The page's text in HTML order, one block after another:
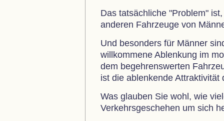
Das tatsächliche "Problem"
anderen Fahrzeuge von
Und besonders für Männer
willkommene Ablenkung im
dem begehrenswerten
ist die ablenkende
Was glauben Sie wohl, wie
Verkehrsgeschehen um sich